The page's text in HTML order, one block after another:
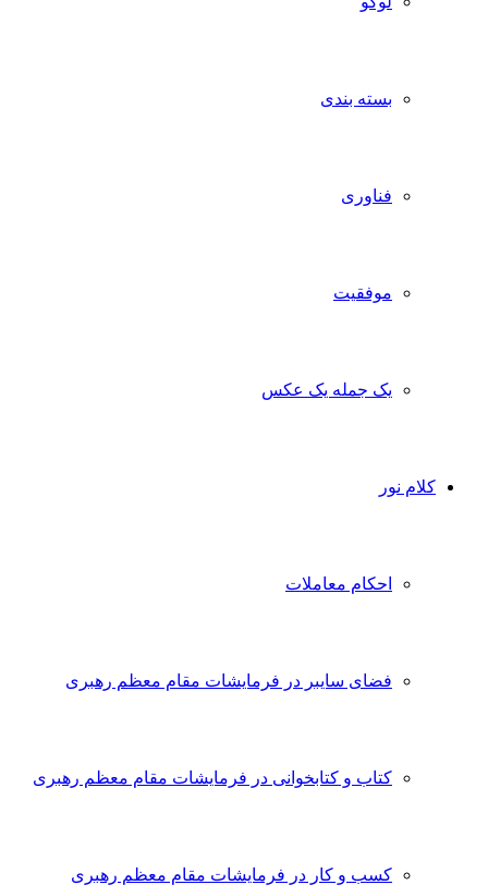
بسته بندی
فناوری
موفقیت
یک جمله یک عکس
کلام نور
احکام معاملات
فضای سایبر در فرمایشات مقام معظم رهبری
کتاب و کتابخوانی در فرمایشات مقام معظم رهبری
کسب و کار در فرمایشات مقام معظم رهبری